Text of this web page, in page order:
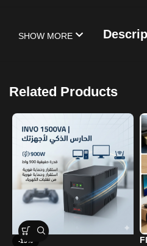
SHOW MORE
Related Products
-15%